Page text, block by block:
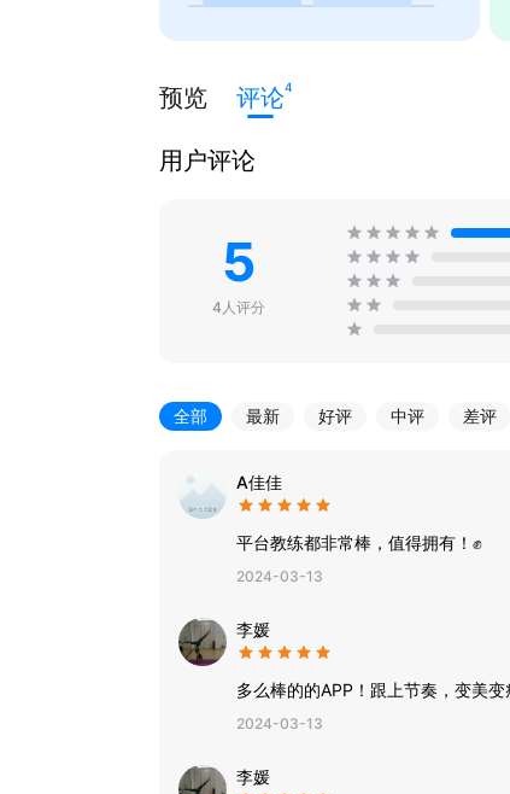
预览 评论4
用户评论
5
4人评分
全部 最新 好评 中评 差评
A佳佳
平台教练都非常棒，值得拥有！✊
2024-03-13
李媛
多么棒的的APP！跟上节奏，变美变
2024-03-13
李媛